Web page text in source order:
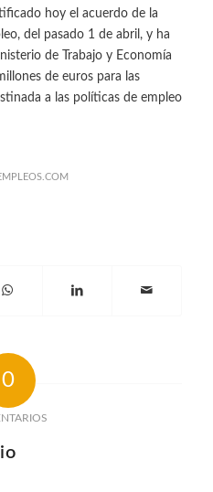
hoy el acuerdo de la
del pasado 1 de abril, y ha
de Trabajo y Economía
de euros para las
a las políticas de empleo
0